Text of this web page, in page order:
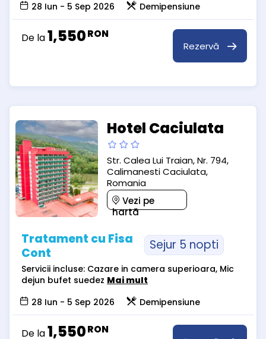
28 Iun - 5 Sep 2026
Demipensiune
De la1,550RON
Rezervă
Hotel Caciulata
Str. Calea Lui Traian, Nr. 794,
Calimanesti Caciulata,
Romania
Vezi pe
hartă
Tratament cu Fisa
Cont
Sejur 5 nopti
Servicii incluse: Cazare in camera superioara, Mic
dejun bufet suedez Mai mult
28 Iun - 5 Sep 2026
Demipensiune
De la1,550RON